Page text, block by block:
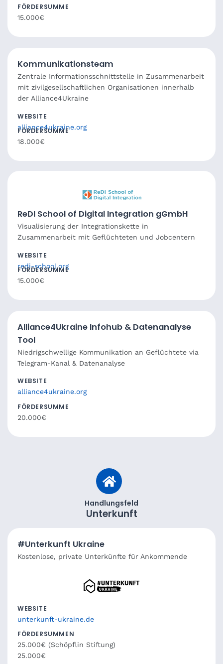
FÖRDERSUMME
15.000€
Kommunikationsteam
Zentrale Informationsschnittstelle in Zusammenarbeit
mit zivilgesellschaftlichen Organisationen innerhalb
der Alliance4Ukraine
WEBSITE
alliance4ukraine.org
FÖRDERSUMME
18.000€
ReDI School of Digital Integration gGmbH
Visualisierung der Integrationskette in
Zusammenarbeit mit Geflüchteten und Jobcentern
WEBSITE
redi-school.org
FÖRDERSUMME
15.000€
Alliance4Ukraine Infohub & Datenanalyse
Tool
Niedrigschwellige Kommunikation an Geflüchtete via
Telegram-Kanal & Datenanalyse
WEBSITE
alliance4ukraine.org
FÖRDERSUMME
20.000€
Handlungsfeld
Unterkunft
#Unterkunft Ukraine
Kostenlose, private Unterkünfte für Ankommende
WEBSITE
unterkunft-ukraine.de
FÖRDERSUMMEN
25.000€ (Schöpflin Stiftung)
25.000€